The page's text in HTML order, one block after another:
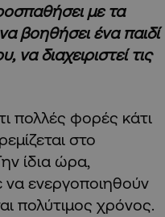
με τα
βοηθήσει ένα παιδί
να διαχειριστεί τις
πολλές φορές κάτι
στο
ίδια ώρα,
να ενεργοποιηθούν
πολύτιμος χρόνος.